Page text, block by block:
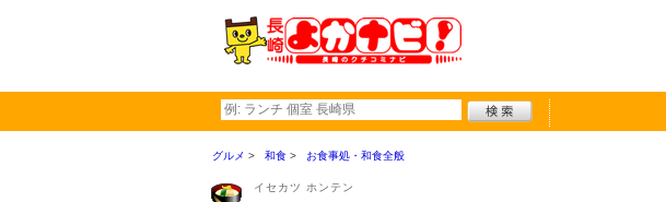
グルメ 和食 お食事処・和食全般
イセカツ ホンテン